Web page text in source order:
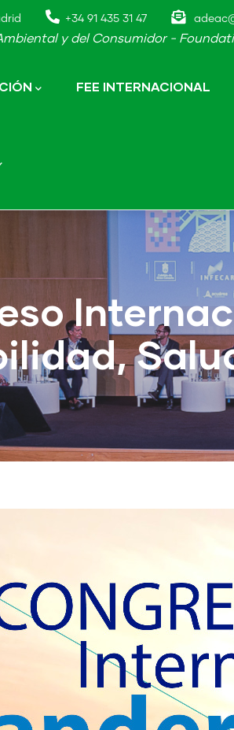
+34 91 435 31 47
y del Consumidor -
FEE INTERNACIONAL